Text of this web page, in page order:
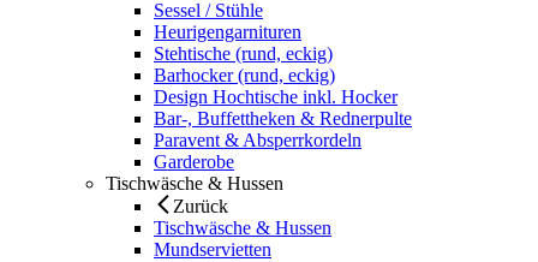
Sessel / Stühle
Heurigengarnituren
Stehtische (rund, eckig)
Barhocker (rund, eckig)
Design Hochtische inkl. Hocker
Bar-, Buffettheken & Rednerpulte
Paravent & Absperrkordeln
Garderobe
Tischwäsche & Hussen
Zurück
Tischwäsche & Hussen
Mundservietten